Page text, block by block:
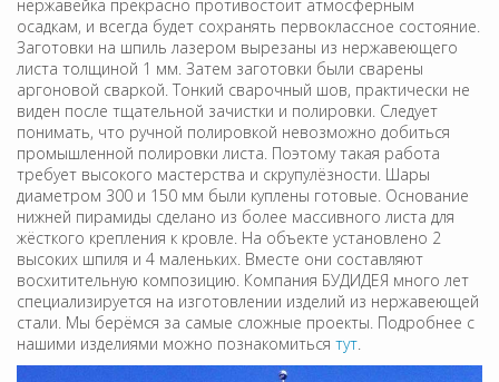
нержавейка прекрасно противостоит атмосферным
осадкам, и всегда будет сохранять первоклассное состояние.
Заготовки на шпиль лазером вырезаны из нержавеющего
листа толщиной 1 мм. Затем заготовки были сварены
аргоновой сваркой. Тонкий сварочный шов, практически не
виден после тщательной зачистки и полировки. Следует
понимать, что ручной полировкой невозможно добиться
промышленной полировки листа. Поэтому такая работа
требует высокого мастерства и скрупулёзности. Шары
диаметром 300 и 150 мм были куплены готовые. Основание
нижней пирамиды сделано из более массивного листа для
жёсткого крепления к кровле. На объекте установлено 2
высоких шпиля и 4 маленьких. Вместе они составляют
восхитительную композицию. Компания БУДИДЕЯ много лет
специализируется на изготовлении изделий из нержавеющей
стали. Мы берёмся за самые сложные проекты. Подробнее с
нашими изделиями можно познакомиться тут.